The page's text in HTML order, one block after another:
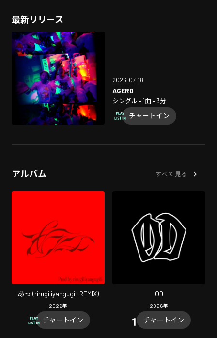
最新リリース
2026-07-18
AGERO
シングル • 1曲 • 3分
チャートイン
アルバム すべて見る
あっ (rirugiliyangugili REMIX)
2026年
チャートイン
OD
2026年
チャートイン